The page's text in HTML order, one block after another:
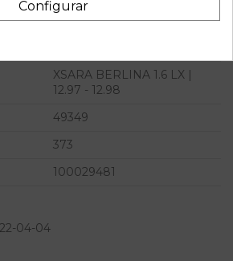
9633184780
XSARA BERLINA 1.6 LX |
12.97 - 12.98
49349
373
100029481
04-04
Configurar